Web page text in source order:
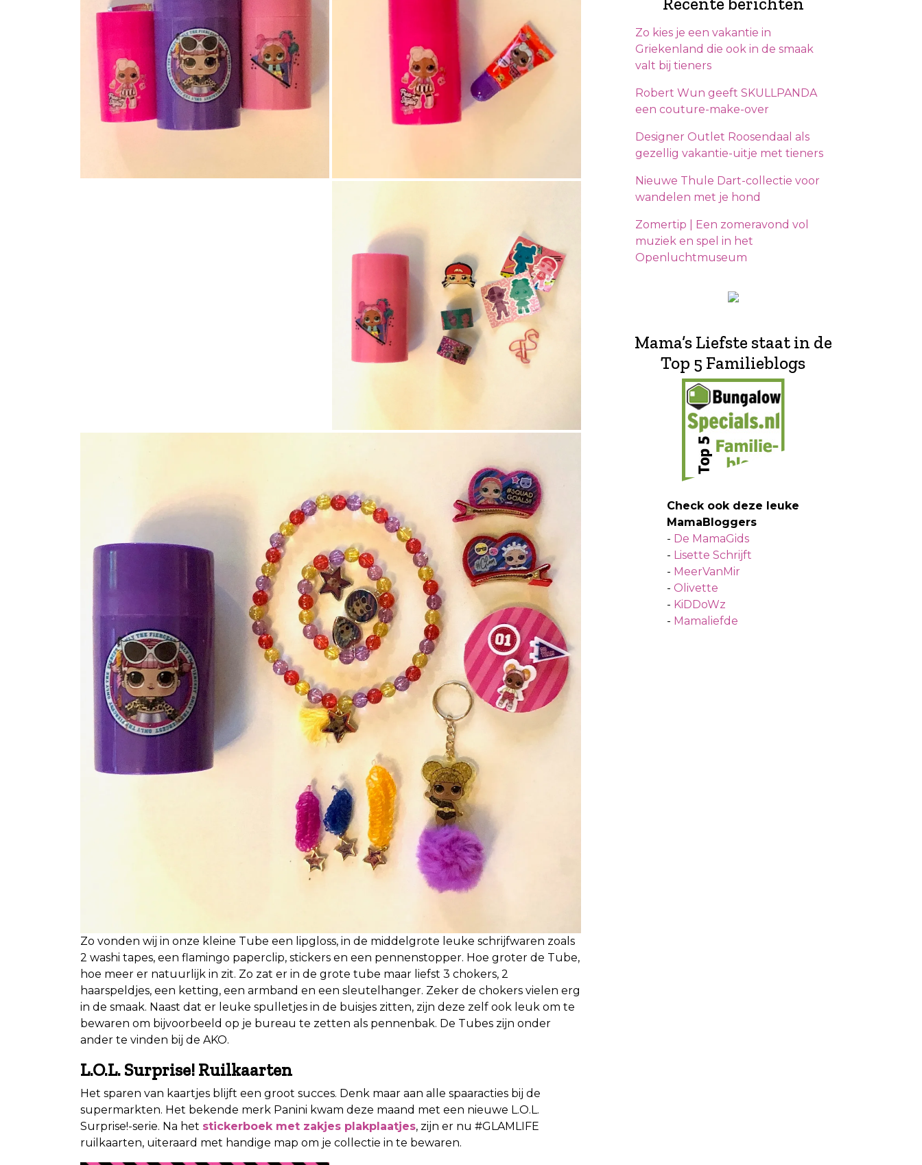
Zo vonden wij in onze kleine Tube een lipgloss, in de middelgrote leuke schrijfwaren zoals
2 washi tapes, een flamingo paperclip, stickers en een pennenstopper. Hoe groter de Tube,
hoe meer er natuurlijk in zit. Zo zat er in de grote tube maar liefst 3 chokers, 2
haarspeldjes, een ketting, een armband en een sleutelhanger. Zeker de chokers vielen erg
in de smaak. Naast dat er leuke spulletjes in de buisjes zitten, zijn deze zelf ook leuk om te
bewaren om bijvoorbeeld op je bureau te zetten als pennenbak. De Tubes zijn onder
ander te vinden bij de AKO.
L.O.L. Surprise! Ruilkaarten
Het sparen van kaartjes blijft een groot succes. Denk maar aan alle spaaracties bij de
supermarkten. Het bekende merk Panini kwam deze maand met een nieuwe L.O.L.
Surprise!-serie. Na het stickerboek met zakjes plakplaatjes, zijn er nu #GLAMLIFE
ruilkaarten, uiteraard met handige map om je collectie in te bewaren.
Zo kies je een vakantie in
Griekenland die ook in de smaak
valt bij tieners
Robert Wun geeft SKULLPANDA
een couture-make-over
Designer Outlet Roosendaal als
gezellig vakantie-uitje met tieners
Nieuwe Thule Dart-collectie voor
wandelen met je hond
Zomertip | Een zomeravond vol
muziek en spel in het
Openluchtmuseum
Mama’s Liefste staat in de
Top 5 Familieblogs
Check ook deze leuke
MamaBloggers
- De MamaGids
- Lisette Schrijft
- MeerVanMir
- Olivette
- KiDDoWz
- Mamaliefde